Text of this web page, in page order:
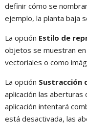
definir cómo se
ejemplo, la planta baja
La opción Estilo de
objetos se muestran
vectoriales o como
La opción Sustracción
aplicación las aberturas
aplicación intentará
está desactivada, las